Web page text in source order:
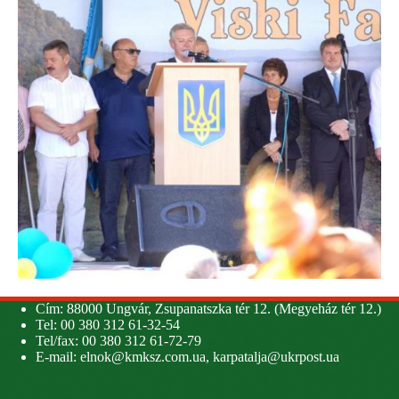
Cím: 88000 Ungvár, Zsupanatszka tér 12. (Megyeház tér 12.)
Tel: 00 380 312 61-32-54
Tel/fax: 00 380 312 61-72-79
E-mail: elnok@kmksz.com.ua, karpatalja@ukrpost.ua